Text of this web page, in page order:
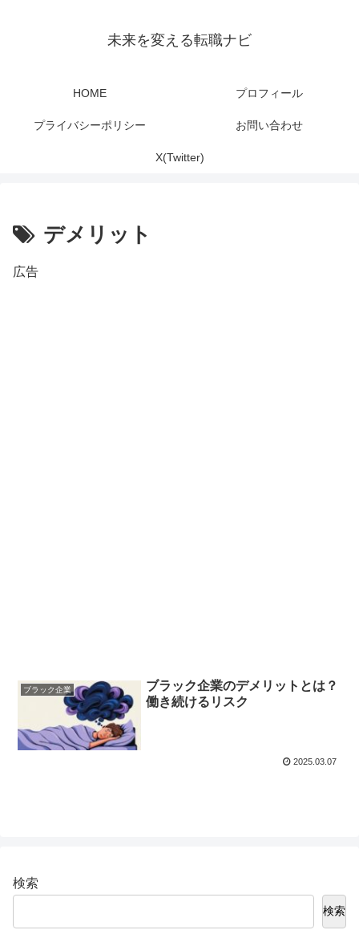
未来を変える転職ナビ
HOME プロフィール
プライバシーポリシー お問い合わせ
X(Twitter)
デメリット
広告
ブラック企業
ブラック企業のデメリットとは？
働き続けるリスク
2025.03.07
検索
検索